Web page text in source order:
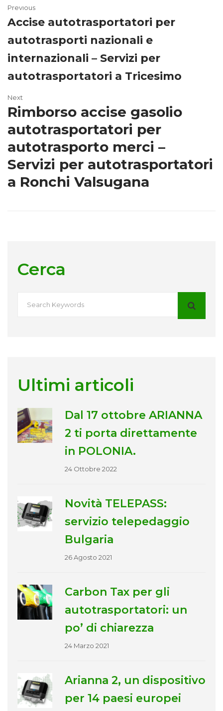
Previous
Accise autotrasportatori per
autotrasporti nazionali e
internazionali – Servizi per
autotrasportatori a Tricesimo
Next
Rimborso accise gasolio
autotrasportatori per
autotrasporto merci –
Servizi per autotrasportatori
a Ronchi Valsugana
Cerca
Ultimi articoli
Dal 17 ottobre ARIANNA
2 ti porta direttamente
in POLONIA.
24 Ottobre 2022
Novità TELEPASS:
servizio telepedaggio
Bulgaria
26 Agosto 2021
Carbon Tax per gli
autotrasportatori: un
po’ di chiarezza
24 Marzo 2021
Arianna 2, un dispositivo
per 14 paesi europei